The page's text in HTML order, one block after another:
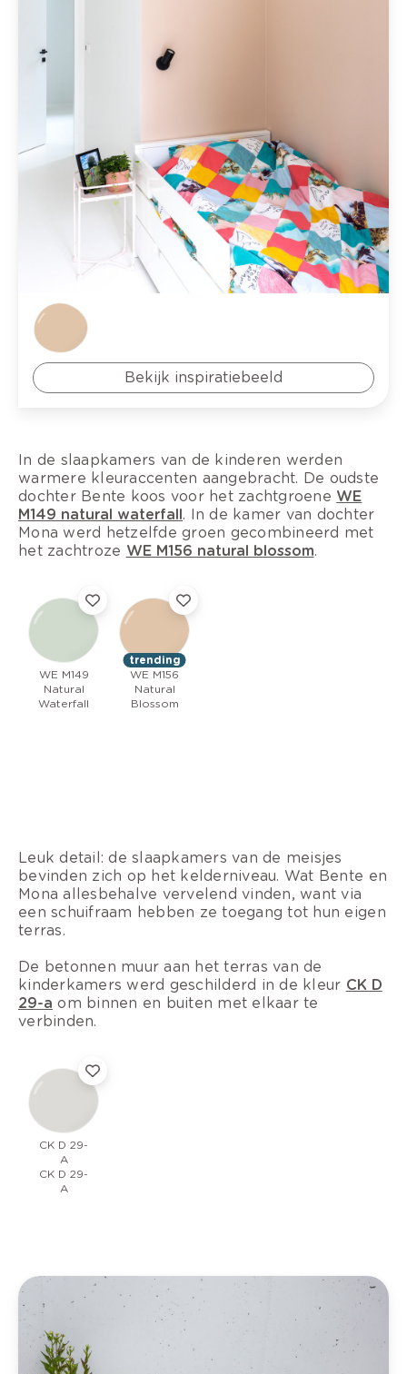
Bekijk inspiratiebeeld
In de slaapkamers van de kinderen werden
warmere kleuraccenten aangebracht. De oudste
dochter Bente koos voor het zachtgroene WE
M149 natural waterfall. In de kamer van dochter
Mona werd hetzelfde groen gecombineerd met
het zachtroze WE M156 natural blossom.
WE M149
Natural
Waterfall
trending
WE M156
Natural
Blossom
Leuk detail: de slaapkamers van de meisjes
bevinden zich op het kelderniveau. Wat Bente en
Mona allesbehalve vervelend vinden, want via
een schuifraam hebben ze toegang tot hun eigen
terras.
De betonnen muur aan het terras van de
kinderkamers werd geschilderd in de kleur CK D
29-a om binnen en buiten met elkaar te
verbinden.
CK D 29-
A
CK D 29-
A